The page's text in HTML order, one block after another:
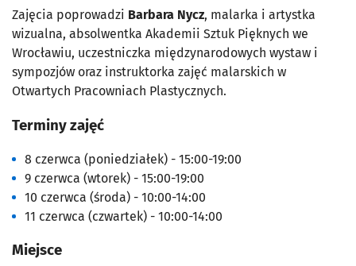
Zajęcia poprowadzi Barbara Nycz, malarka i artystka
wizualna, absolwentka Akademii Sztuk Pięknych we
Wrocławiu, uczestniczka międzynarodowych wystaw i
sympozjów oraz instruktorka zajęć malarskich w
Otwartych Pracowniach Plastycznych.
Terminy zajęć
8 czerwca (poniedziałek) - 15:00-19:00
9 czerwca (wtorek) - 15:00-19:00
10 czerwca (środa) - 10:00-14:00
11 czerwca (czwartek) - 10:00-14:00
Miejsce